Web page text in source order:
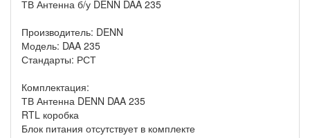
ТВ Антенна б/у DENN DAA 235
Производитель: DENN
Модель: DAA 235
Стандарты: РСТ
Комплектация:
ТВ Антенна DENN DAA 235
RTL коробка
Блок питания отсутствует в комплекте